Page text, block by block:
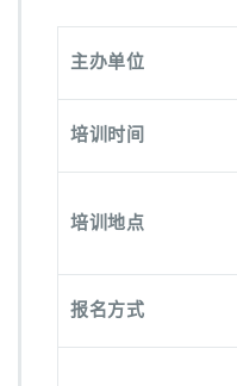
主办单位
培训时间
培训地点
报名方式